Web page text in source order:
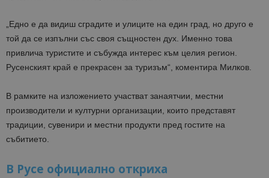
„Едно е да видиш сградите и улиците на един град, но друго е
той да се изпълни със своя същностен дух. Именно това
привлича туристите и събужда интерес към целия регион.
Русенският край е прекрасен за туризъм“, коментира Милков.
В рамките на изложението участват занаятчии, местни
производители и културни организации, които представят
традиции, сувенири и местни продукти пред гостите на
събитието.
В Русе официално откриха